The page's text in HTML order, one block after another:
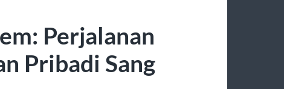
Perjalanan
Pribadi Sang